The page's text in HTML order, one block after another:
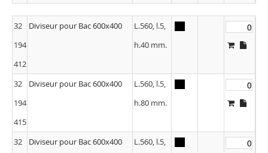
32
194
412
Diviseur pour Bac 600x400
L.560, l.5,
h.40 mm.
32
194
415
Diviseur pour Bac 600x400
L.560, l.5,
h.80 mm.
32
Diviseur pour Bac 600x400
L.560, l.5,